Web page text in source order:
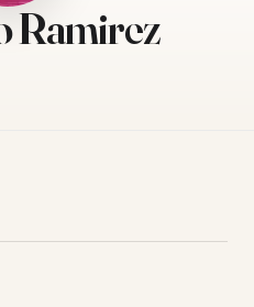
Ramirez